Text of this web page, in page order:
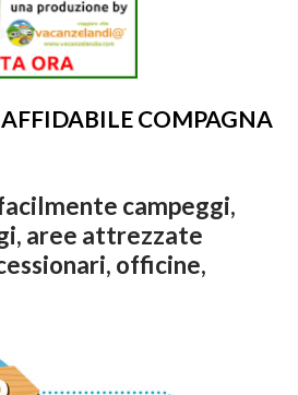
COMPAGNA
campeggi,
aree attrezzate
officine,